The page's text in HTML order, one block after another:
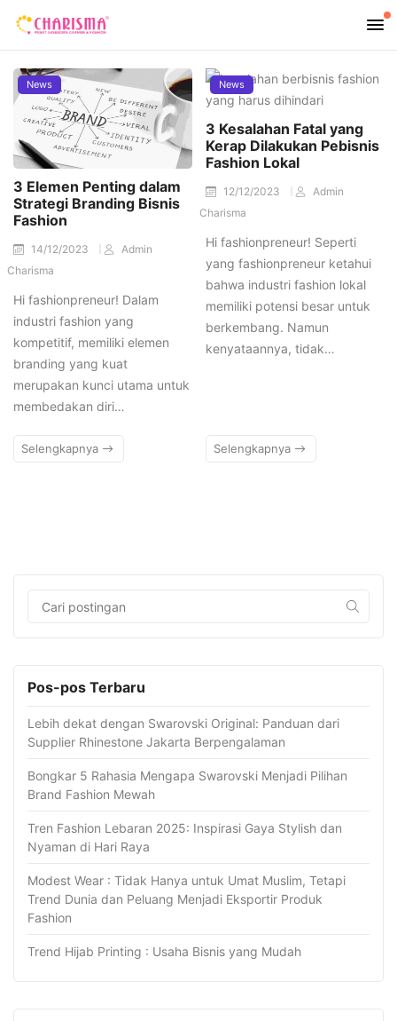
News
3 Elemen Penting dalam
Strategi Branding Bisnis
Fashion
14/12/2023
Admin
Charisma
Hi fashionpreneur! Dalam
industri fashion yang
kompetitif, memiliki elemen
branding yang kuat
merupakan kunci utama untuk
membedakan diri…
Selengkapnya
News
3 Kesalahan Fatal yang
Kerap Dilakukan Pebisnis
Fashion Lokal
12/12/2023
Admin
Charisma
Hi fashionpreneur! Seperti
yang fashionpreneur ketahui
bahwa industri fashion lokal
memiliki potensi besar untuk
berkembang. Namun
kenyataannya, tidak…
Selengkapnya
Pos-pos Terbaru
Lebih dekat dengan Swarovski Original: Panduan dari
Supplier Rhinestone Jakarta Berpengalaman
Bongkar 5 Rahasia Mengapa Swarovski Menjadi Pilihan
Brand Fashion Mewah
Tren Fashion Lebaran 2025: Inspirasi Gaya Stylish dan
Nyaman di Hari Raya
Modest Wear : Tidak Hanya untuk Umat Muslim, Tetapi
Trend Dunia dan Peluang Menjadi Eksportir Produk
Fashion
Trend Hijab Printing : Usaha Bisnis yang Mudah